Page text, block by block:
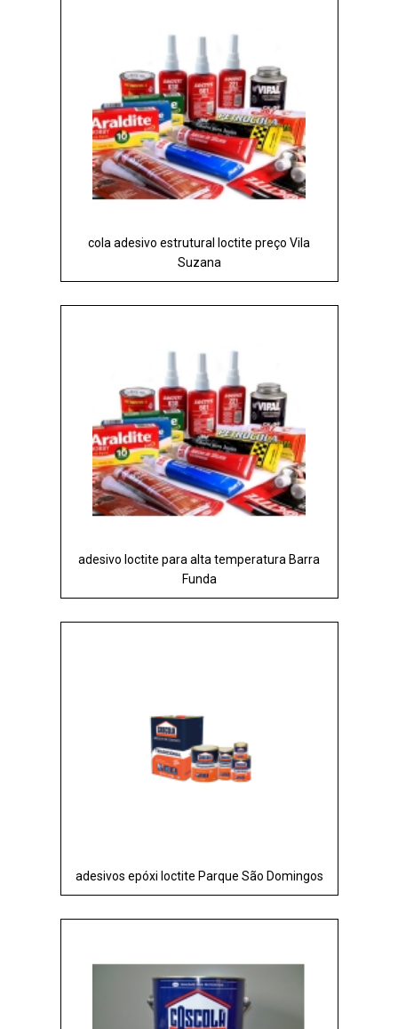
cola adesivo estrutural loctite preço Vila
Suzana
adesivo loctite para alta temperatura Barra
Funda
adesivos epóxi loctite Parque São Domingos